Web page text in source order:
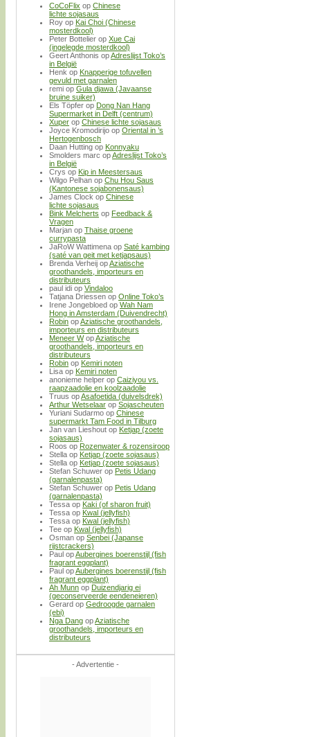
CoCoFlix op Chinese
lichte sojasaus
Roy op Kai Choi (Chinese
mosterdkool)
Peter Bottelier op Xue Cai
(ingelegde mosterdkool)
Geert Anthonis opAdreslijst Toko’s
in België
Henk op Knapperige tofuvellen
gevuld met garnalen
remi op Gula djawa (Javaanse
bruine suiker)
Els Töpfer op Dong Nan Hang
Supermarket in Delft (centrum)
Xuper op Chinese lichte sojasaus
Joyce Kromodirijo op Oriental in ’s
Hertogenbosch
Daan Hutting op Konnyaku
Smolders marc opAdreslijst Toko’s
in België
Crys op Kip in Meestersaus
Wilgo Pelhan op Chu Hou Saus
(Kantonese sojabonensaus)
James Clock op Chinese
lichte sojasaus
Bink Melcherts op Feedback &
Vragen
Marjan op Thaise groene
currypasta
JaRoW Wattimena op Saté kambing
(saté van geit met ketjapsaus)
Brenda Verheij opAziatische
groothandels, importeurs en
distributeurs
paul idi op Vindaloo
Tatjana Driessen op Online Toko’s
Irene Jongebloed op Wah Nam
Hong in Amsterdam (Duivendrecht)
Robin opAziatische groothandels,
importeurs en distributeurs
Meneer WopAziatische
groothandels, importeurs en
distributeurs
Robin op Kemiri noten
Lisa op Kemiri noten
anonieme helper op Caiziyou vs.
raapzaadolie en koolzaadolie
Truus opAsafoetida (duivelsdrek)
Arthur Wetselaar op Sojascheuten
Yuriani Sudarmo op Chinese
supermarkt Tam Food in Tilburg
Jan van Lieshout op Ketjap (zoete
sojasaus)
Roos op Rozenwater & rozensiroop
Stella op Ketjap (zoete sojasaus)
Stella op Ketjap (zoete sojasaus)
Stefan Schuwer op Petis Udang
(garnalenpasta)
Stefan Schuwer op Petis Udang
(garnalenpasta)
Tessa op Kaki (of sharon fruit)
Tessa op Kwal (jellyfish)
Tessa op Kwal (jellyfish)
Tee op Kwal (jellyfish)
Osman op Senbei (Japanse
rijstcrackers)
Paul opAubergines boerenstijl (fish
fragrant eggplant)
Paul opAubergines boerenstijl (fish
fragrant eggplant)
Ah Munn op Duizendjarig ei
(geconserveerde eendeneieren)
Gerard op Gedroogde garnalen
(ebi)
Nga Dang opAziatische
groothandels, importeurs en
distributeurs
- Advertentie -